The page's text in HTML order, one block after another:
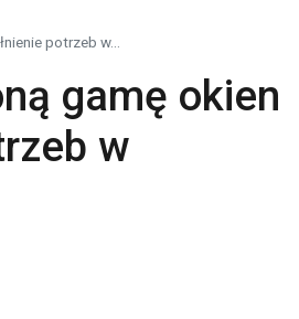
potrzeb w...
gamę okien
w